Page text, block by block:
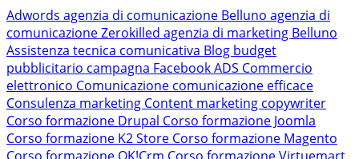
Adwords agenzia di comunicazione Belluno agenzia di
comunicazione Zerokilled agenzia di marketing Belluno
Assistenza tecnica comunicativa Blog budget
pubblicitario campagna Facebook ADS Commercio
elettronico Comunicazione comunicazione efficace
Consulenza marketing Content marketing copywriter
Corso formazione Drupal Corso formazione Joomla
Corso formazione K2 Store Corso formazione Magento
Corso formazione OK!Crm Corso formazione Virtuemart